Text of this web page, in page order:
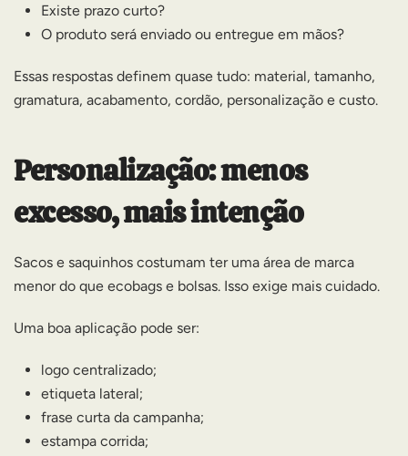
Existe prazo curto?
O produto será enviado ou entregue em mãos?
Essas respostas definem quase tudo: material, tamanho,
gramatura, acabamento, cordão, personalização e custo.
Personalização: menos
excesso, mais intenção
Sacos e saquinhos costumam ter uma área de marca
menor do que ecobags e bolsas. Isso exige mais cuidado.
Uma boa aplicação pode ser:
logo centralizado;
etiqueta lateral;
frase curta da campanha;
estampa corrida;